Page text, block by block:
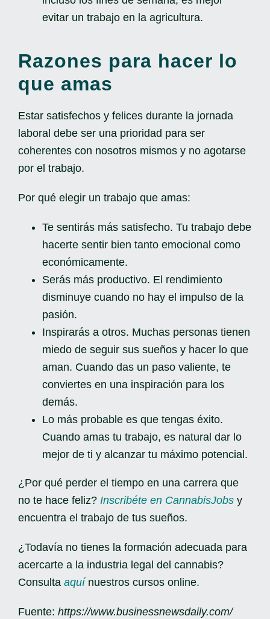
evitar un trabajo en la agricultura.
Razones para hacer lo
que amas
Estar satisfechos y felices durante la jornada
laboral debe ser una prioridad para ser
coherentes con nosotros mismos y no agotarse
por el trabajo.
Por qué elegir un trabajo que amas:
Te sentirás más satisfecho. Tu trabajo debe
hacerte sentir bien tanto emocional como
económicamente.
Serás más productivo. El rendimiento
disminuye cuando no hay el impulso de la
pasión.
Inspirarás a otros. Muchas personas tienen
miedo de seguir sus sueños y hacer lo que
aman. Cuando das un paso valiente, te
conviertes en una inspiración para los
demás.
Lo más probable es que tengas éxito.
Cuando amas tu trabajo, es natural dar lo
mejor de ti y alcanzar tu máximo potencial.
¿Por qué perder el tiempo en una carrera que
no te hace feliz? Inscribéte en CannabisJobsy
encuentra el trabajo de tus sueños.
¿Todavía no tienes la formación adecuada para
acercarte a la industria legal del cannabis?
Consulta aquínuestros cursos online.
Fuente: https://www.businessnewsdaily.com/